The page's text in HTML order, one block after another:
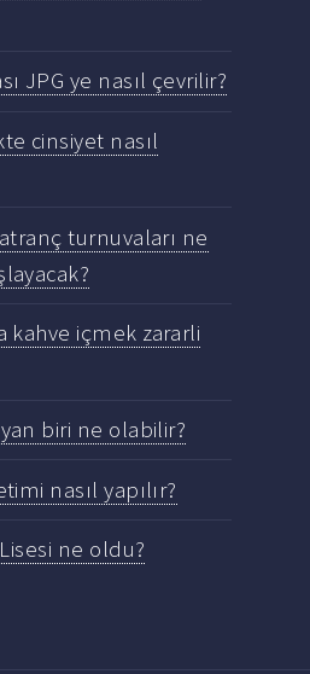
JPG ye nasıl çevrilir?
cinsiyet nasıl
turnuvaları ne
kahve içmek zararli
biri ne olabilir?
nasıl yapılır?
ne oldu?